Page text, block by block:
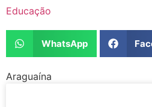
Educação
WhatsApp
Araguaína